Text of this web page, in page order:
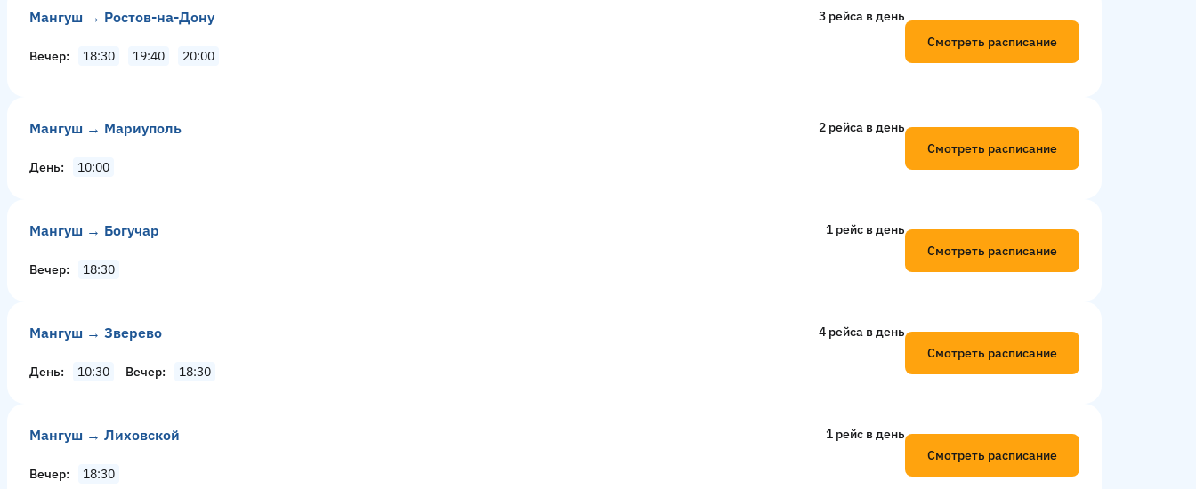
Мангуш → Ростов-на-Дону 3 рейсa в день
Вечер 18:30 19:40 20:00
Смотреть расписание
Мангуш → Мариуполь 2 рейсa в день
День 10:00
Смотреть расписание
Мангуш → Богучар 1 рейс в день
Вечер 18:30
Смотреть расписание
Мангуш → Зверево 4 рейсa в день
День 10:30 Вечер 18:30
Смотреть расписание
Мангуш → Лиховской 1 рейс в день
Вечер 18:30
Смотреть расписание